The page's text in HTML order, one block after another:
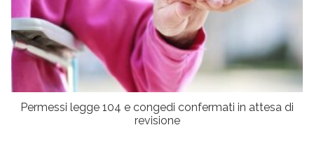
Permessi legge 104 e congedi confermati in attesa di
revisione